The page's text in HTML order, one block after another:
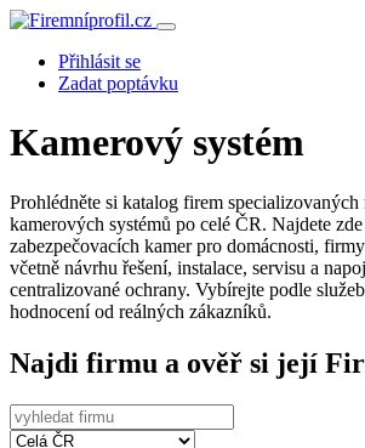
Přihlásit se
Zadat poptávku
Kamerový systém
Prohlédněte si katalog firem
kamerových systémů po celé ČR. Najdete
zabezpečovacích kamer pro domácnosti,
včetně návrhu řešení, instalace, servisu a
centralizované ochrany. Vybírejte podle
hodnocení od reálných zákazníků.
Najdi firmu a ověř si její